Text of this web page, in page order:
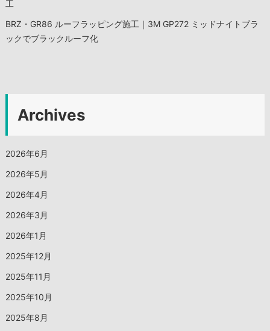
工
BRZ・GR86 ルーフラッピング施工｜3M GP272 ミッドナイトブラ
ックでブラックルーフ化
Archives
2026年6月
2026年5月
2026年4月
2026年3月
2026年1月
2025年12月
2025年11月
2025年10月
2025年8月